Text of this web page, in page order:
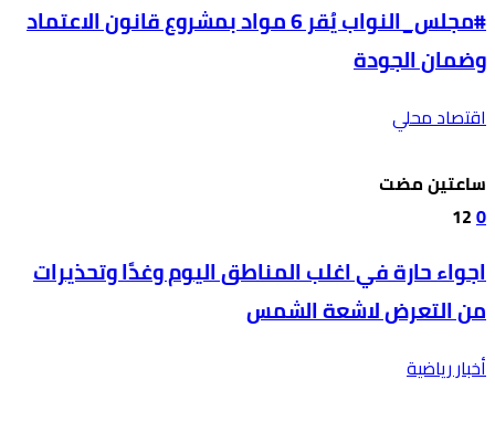
#مجلس_النواب يُقر 6 مواد بمشروع قانون الاعتماد
وضمان الجودة
اقتصاد محلي
‫‫‫‏‫ساعتين مضت‬
0
12
اجواء حارة في اغلب المناطق اليوم وغدًا وتحذيرات
من التعرض لاشعة الشمس
أخبار رياضية